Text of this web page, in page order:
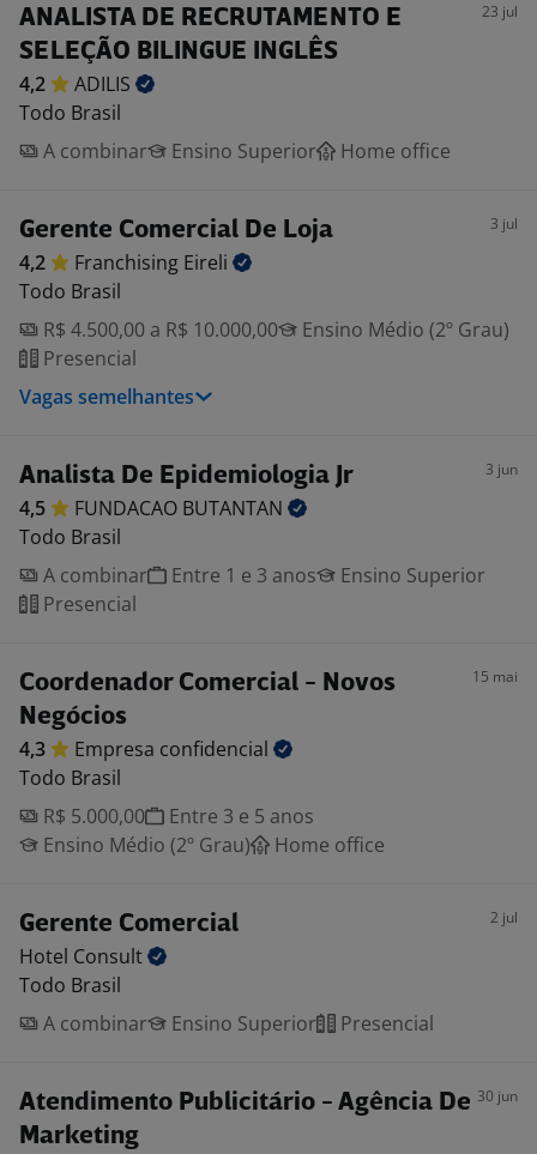
ANALISTA DE RECRUTAMENTO E
SELEÇÃO BILINGUE INGLÊS
23 jul
4,2
ADILIS
Todo Brasil
A combinar
Ensino Superior Home office
Gerente Comercial De Loja 3 jul
4,2 Franchising Eireli
Todo Brasil
R$ 4.500,00 a R$ 10.000,00
Ensino Médio (2º Grau)
Presencial
Vagas semelhantes
Analista De Epidemiologia Jr 3 jun
4,5 FUNDACAO BUTANTAN
Todo Brasil
A combinar
Entre 1 e 3 anos
Ensino Superior
Presencial
Coordenador Comercial - Novos
Negócios
15 mai
4,3 Empresa confidencial
Todo Brasil
R$ 5.000,00
Entre 3 e 5 anos
Ensino Médio (2º Grau)
Home office
Gerente Comercial 2 jul
Hotel Consult
Todo Brasil
A combinar
Ensino Superior Presencial
Atendimento Publicitário - Agência De
Marketing
30 jun